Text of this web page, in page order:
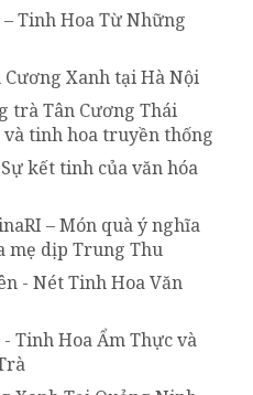
Tinh Hoa Từ Những
Xanh tại Hà Nội
trà Tân Cương Thái
tinh hoa truyền thống
kết tinh của văn hóa
– Món quà ý nghĩa
mẹ dịp Trung Thu
- Nét Tinh Hoa Văn
Tinh Hoa Ẩm Thực và